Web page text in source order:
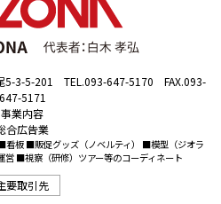
5-3-5-201 TEL.093-647-5170 FAX.093-
647-5171
事業内容
合広告業
板 ■販促グッズ（ノベルティ） ■模型（ジオラ
■視察（研修）ツアー等のコーディネート
要取引先